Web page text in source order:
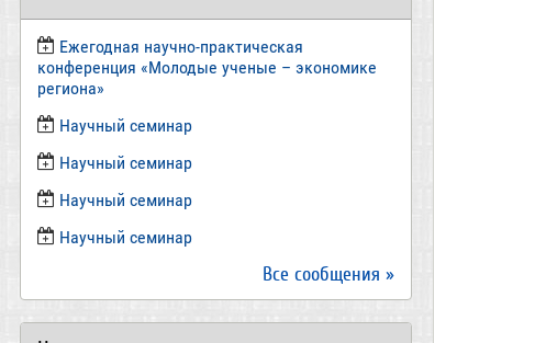
Ежегодная научно-практическая
конференция «Молодые ученые – экономике
региона»
​Научный семинар
​Научный семинар
Научный семинар
​Научный семинар
Все сообщения »